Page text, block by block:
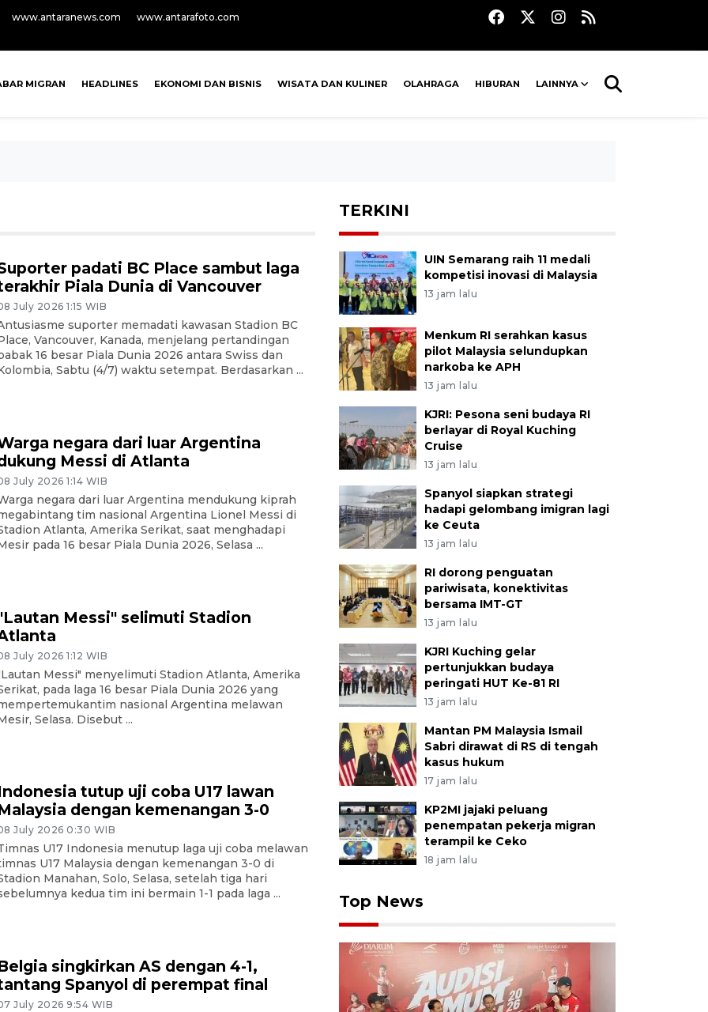
www.antaranews.com www.antarafoto.com
MIGRAN HEADLINES EKONOMI DAN BISNIS WISATA DAN KULINER OLAHRAGA HIBURAN LAINNYA
padati BC Place sambut laga
Piala Dunia di Vancouver
July 2026 1:15 WIB
suporter memadati kawasan Stadion BC
Vancouver, Kanada, menjelang pertandingan
16 besar Piala Dunia 2026 antara Swiss dan
Sabtu (4/7) waktu setempat. Berdasarkan ...
negara dari luar Argentina
Messi di Atlanta
July 2026 1:14 WIB
negara dari luar Argentina mendukung kiprah
tim nasional Argentina Lionel Messi di
Atlanta, Amerika Serikat, saat menghadapi
pada 16 besar Piala Dunia 2026, Selasa ...
Messi" selimuti Stadion
July 2026 1:12 WIB
Messi" menyelimuti Stadion Atlanta, Amerika
pada laga 16 besar Piala Dunia 2026 yang
nasional Argentina melawan
Selasa. Disebut ...
tutup uji coba U17 lawan
dengan kemenangan 3-0
July 2026 0:30 WIB
U17 Indonesia menutup laga uji coba melawan
U17 Malaysia dengan kemenangan 3-0 di
Manahan, Solo, Selasa, setelah tiga hari
kedua tim ini bermain 1-1 pada laga ...
singkirkan AS dengan 4-1,
Spanyol di perempat final
July 2026 9:54 WIB
TERKINI
UIN Semarang raih 11 medali
kompetisi inovasi di Malaysia
13 jam lalu
Menkum RI serahkan kasus
pilot Malaysia selundupkan
narkoba ke APH
13 jam lalu
KJRI: Pesona seni budaya RI
berlayar di Royal Kuching
Cruise
13 jam lalu
Spanyol siapkan strategi
hadapi gelombang imigran lagi
ke Ceuta
13 jam lalu
RI dorong penguatan
pariwisata, konektivitas
bersama IMT-GT
13 jam lalu
KJRI Kuching gelar
pertunjukkan budaya
peringati HUT Ke-81 RI
13 jam lalu
Mantan PM Malaysia Ismail
Sabri dirawat di RS di tengah
kasus hukum
17 jam lalu
KP2MI jajaki peluang
penempatan pekerja migran
terampil ke Ceko
18 jam lalu
Top News